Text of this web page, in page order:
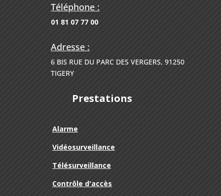
Téléphone :
01 81 07 77 00
Adresse :
6 BIS RUE DU PARC DES VERGERS, 91250
TIGERY
Prestations
Alarme
Vidéosurveillance
Télésurveillance
Contrôle d'accès